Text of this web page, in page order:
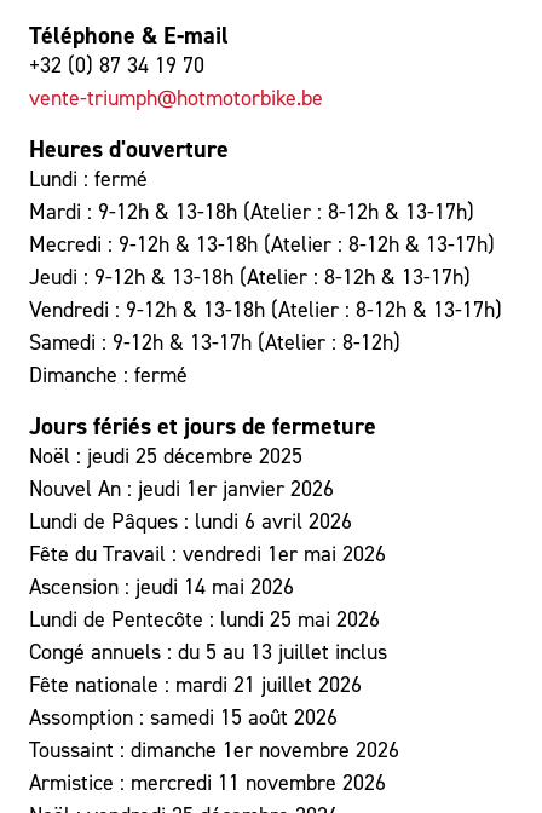
Téléphone & E-mail
+32 (0) 87 34 19 70
vente-triumph@hotmotorbike.be
Heures d'ouverture
Lundi : fermé
Mardi : 9-12h & 13-18h (Atelier : 8-12h & 13-17h)
Mecredi : 9-12h & 13-18h (Atelier : 8-12h & 13-17h)
Jeudi : 9-12h & 13-18h (Atelier : 8-12h & 13-17h)
Vendredi : 9-12h & 13-18h (Atelier : 8-12h & 13-17h)
Samedi : 9-12h & 13-17h (Atelier : 8-12h)
Dimanche : fermé
Jours fériés et jours de fermeture
Noël : jeudi 25 décembre 2025
Nouvel An : jeudi 1er janvier 2026
Lundi de Pâques : lundi 6 avril 2026
Fête du Travail : vendredi 1er mai 2026
Ascension : jeudi 14 mai 2026
Lundi de Pentecôte : lundi 25 mai 2026
Congé annuels : du 5 au 13 juillet inclus
Fête nationale : mardi 21 juillet 2026
Assomption : samedi 15 août 2026
Toussaint : dimanche 1er novembre 2026
Armistice : mercredi 11 novembre 2026